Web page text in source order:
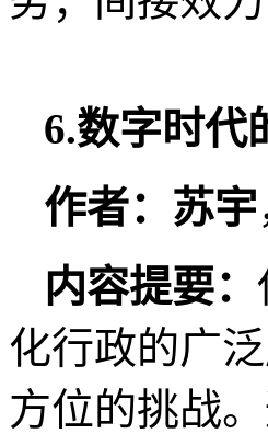
6.数字时代
作者：苏宇
内容提要：
化行政的广
方位的挑战